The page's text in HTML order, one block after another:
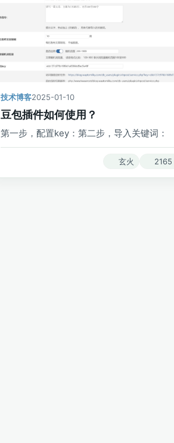
技术博客2025-01-10
豆包插件如何使用？
第一步，配置key：第二步，导入关键词：
玄火 2165